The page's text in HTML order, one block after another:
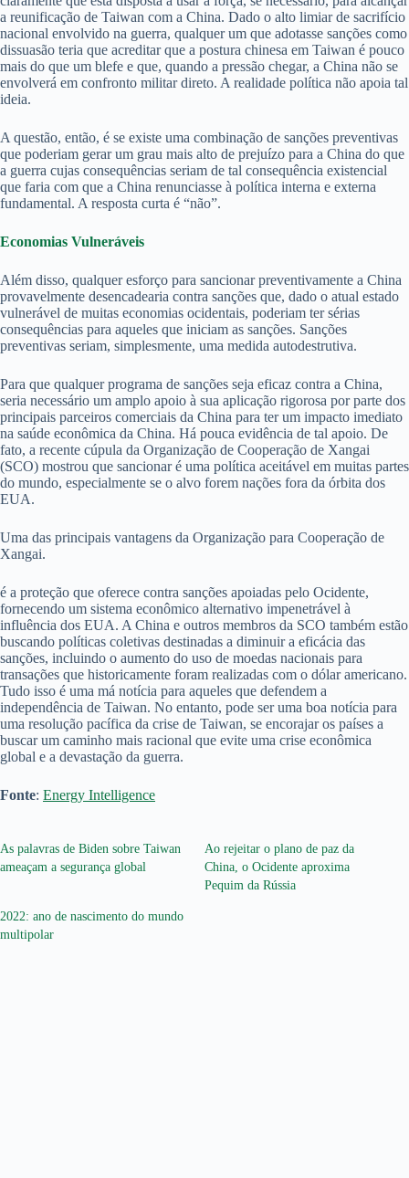
a reunificação de Taiwan com a China. Dado o alto limiar de sacrifício
nacional envolvido na guerra, qualquer um que adotasse sanções como
dissuasão teria que acreditar que a postura chinesa em Taiwan é pouco
mais do que um blefe e que, quando a pressão chegar, a China não se
envolverá em confronto militar direto. A realidade política não apoia tal
ideia.
A questão, então, é se existe uma combinação de sanções preventivas
que poderiam gerar um grau mais alto de prejuízo para a China do que
a guerra cujas consequências seriam de tal consequência existencial
que faria com que a China renunciasse à política interna e externa
fundamental. A resposta curta é “não”.
Economias Vulneráveis
Além disso, qualquer esforço para sancionar preventivamente a China
provavelmente desencadearia contra sanções que, dado o atual estado
vulnerável de muitas economias ocidentais, poderiam ter sérias
consequências para aqueles que iniciam as sanções. Sanções
preventivas seriam, simplesmente, uma medida autodestrutiva.
Para que qualquer programa de sanções seja eficaz contra a China,
seria necessário um amplo apoio à sua aplicação rigorosa por parte dos
principais parceiros comerciais da China para ter um impacto imediato
na saúde econômica da China. Há pouca evidência de tal apoio. De
fato, a recente cúpula da Organização de Cooperação de Xangai
(SCO) mostrou que sancionar é uma política aceitável em muitas partes
do mundo, especialmente se o alvo forem nações fora da órbita dos
EUA.
Uma das principais vantagens da Organização para Cooperação de
Xangai.
é a proteção que oferece contra sanções apoiadas pelo Ocidente,
fornecendo um sistema econômico alternativo impenetrável à
influência dos EUA. A China e outros membros da SCO também estão
buscando políticas coletivas destinadas a diminuir a eficácia das
sanções, incluindo o aumento do uso de moedas nacionais para
transações que historicamente foram realizadas com o dólar americano.
Tudo isso é uma má notícia para aqueles que defendem a
independência de Taiwan. No entanto, pode ser uma boa notícia para
uma resolução pacífica da crise de Taiwan, se encorajar os países a
buscar um caminho mais racional que evite uma crise econômica
global e a devastação da guerra.
Fonte: Energy Intelligence
As palavras de Biden sobre Taiwan
ameaçam a segurança global
Ao rejeitar o plano de paz da
China, o Ocidente aproxima
Pequim da Rússia
2022: ano de nascimento do mundo
multipolar